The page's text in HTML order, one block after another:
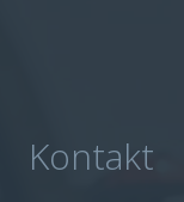
Kontakt